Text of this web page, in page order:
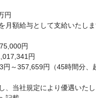
円
額給与として支給いたしま
円
円
円～357,659円（45時間分、
、当社規定により優遇いた